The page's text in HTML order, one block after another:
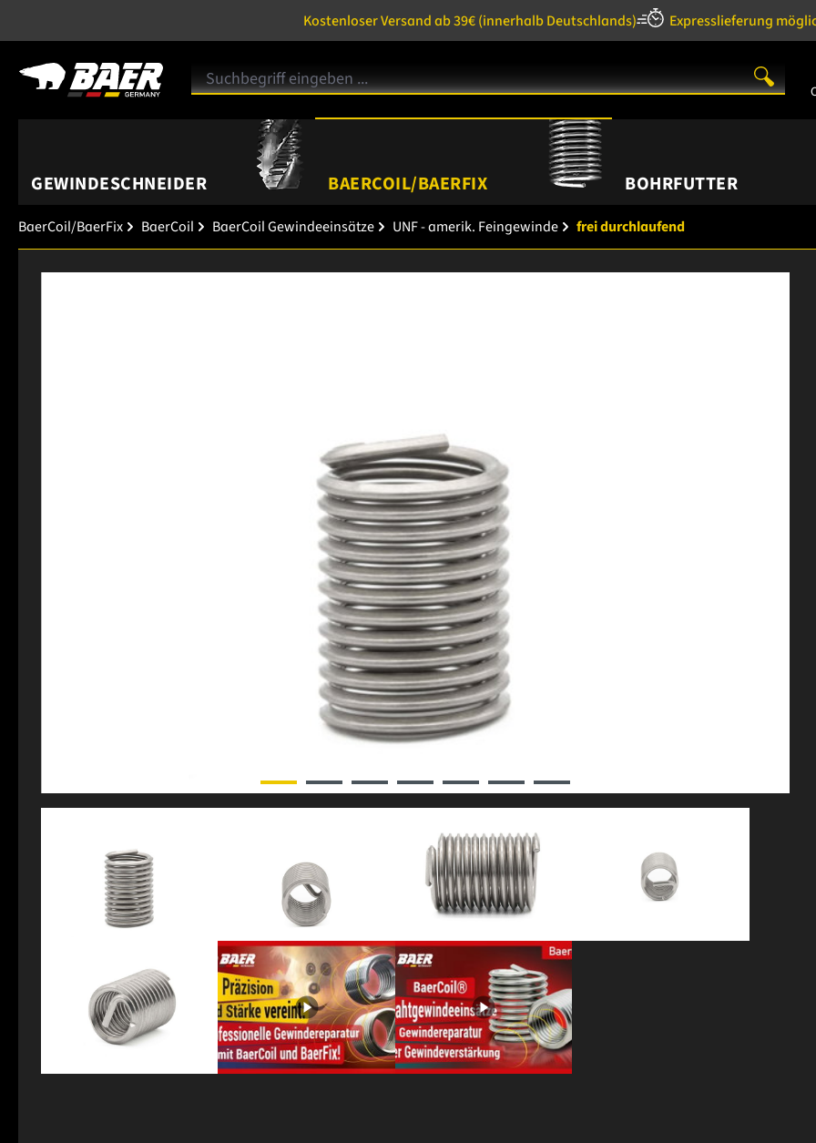
Kostenloser Versand ab 39€(innerhalb Deutschlands) Expresslieferung
GEWINDESCHNEIDER BAERCOIL/BAERFIX BOHRFUTTER
BaerCoil/BaerFix BaerCoil BaerCoil Gewindeeinsätze UNF - amerik. Feingewinde frei durchlaufend